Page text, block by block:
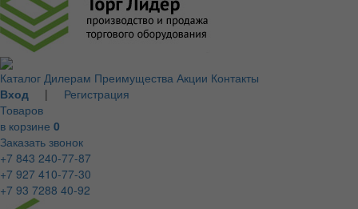
Каталог Дилерам Преимущества Акции Контакты
Вход | Регистрация
Товаров
в корзине 0
Заказать звонок
+7 843 240-77-87
+7 927 410-77-30
+7 93 7288 40-92